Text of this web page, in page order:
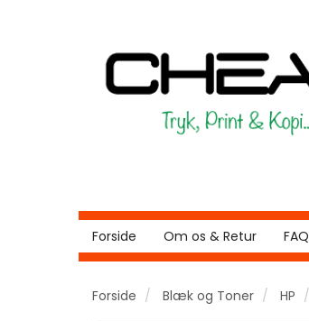
Forside Om os & Retur FAQ
Forside Blæk og Toner HP